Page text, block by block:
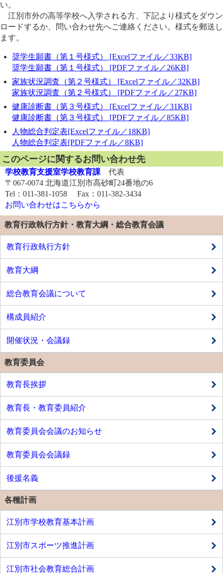
い。
江別市外の高等学校へ入学される方、下記より様式をダウン
ロードするか、問い合わせ先へご連絡ください。様式を郵送し
ます。
奨学生願書（第１号様式） [Excelファイル／33KB]
奨学生願書（第１号様式） [PDFファイル／26KB]
家族状況調査（第２号様式） [Excelファイル／32KB]
家族状況調査（第２号様式） [PDFファイル／27KB]
健康診断書（第３号様式） [Excelファイル／31KB]
健康診断書（第３号様式） [PDFファイル／85KB]
人物総合判定表[Excelファイル／18KB]
人物総合判定表[PDFファイル／8KB]
このページに関するお問い合わせ先
学校教育支援室学校教育課 代表
〒067-0074 北海道江別市高砂町24番地の6
Tel：011-381-1058 Fax：011-382-3434
お問い合わせはこちらから
教育行政執行方針・教育大綱・総合教育会議
教育行政執行方針
教育大綱
総合教育会議について
構成員紹介
開催状況・会議録
教育委員会
教育長挨拶
教育長・教育委員紹介
教育委員会会議のお知らせ
教育委員会会議録
後援名義
各種計画
江別市学校教育基本計画
江別市スポーツ推進計画
江別市社会教育総合計画